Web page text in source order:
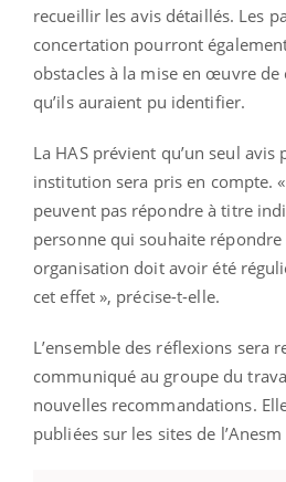
recueillir les avis détaillés. Les
concertation pourront
obstacles à la mise en œuvre
qu’ils auraient pu identifier.
La HAS prévient qu’un seul
institution sera pris en compte.
peuvent pas répondre à titre
personne qui souhaite répondre
organisation doit avoir été
cet effet », précise-t-elle.
L’ensemble des réflexions sera
communiqué au groupe du
nouvelles recommandations.
publiées sur les sites de